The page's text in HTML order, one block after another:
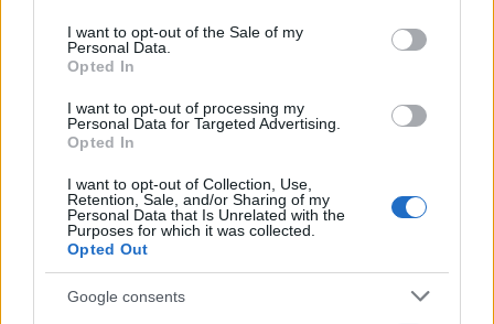
I want to opt-out of the Sale of my
Personal Data.
Opted In
I want to opt-out of processing my
Personal Data for Targeted Advertising.
Opted In
I want to opt-out of Collection, Use,
Retention, Sale, and/or Sharing of my
Personal Data that Is Unrelated with the
Purposes for which it was collected.
Opted Out
Google consents
Rassegna stampa quotidiana
Il campeggio dei comunisti:
tutti in vacanza, ma sempre
con falce e martello